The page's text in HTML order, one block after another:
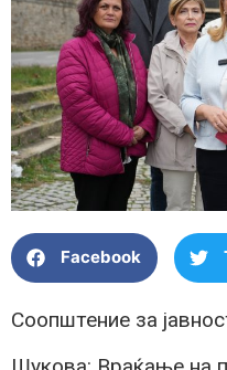
Facebook
Соопштение за